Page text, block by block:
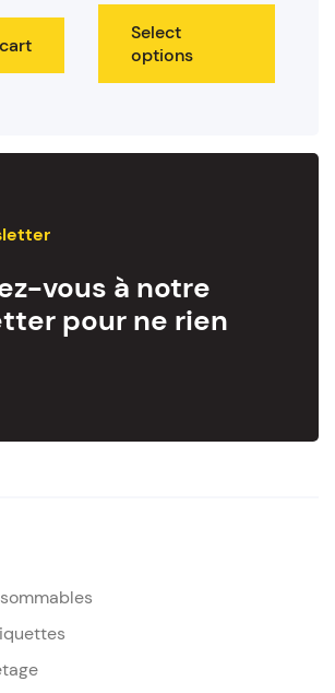
Select
options
vous à notre
pour ne rien